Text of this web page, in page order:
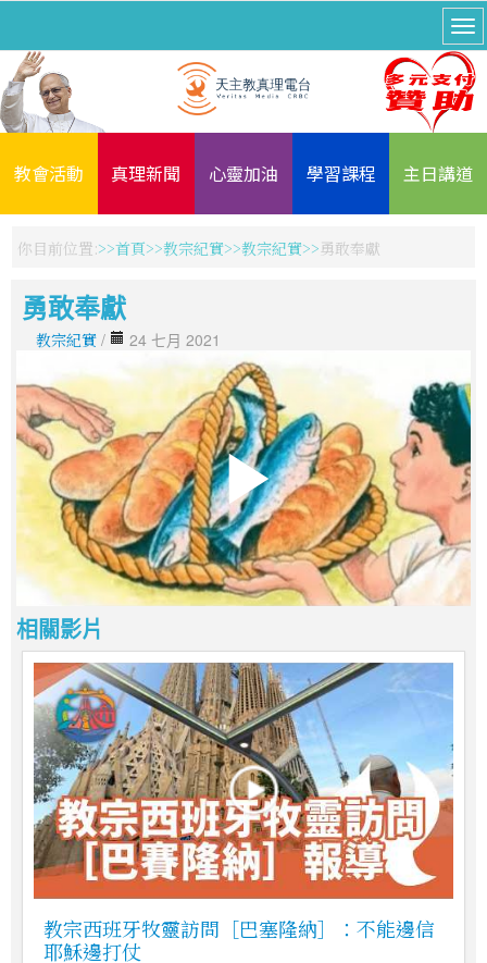
教會活動 真理新聞 心靈加油 學習課程 主日講道
你目前位置: 首頁 教宗紀實 教宗紀實 勇敢奉獻
勇敢奉獻
教宗紀實 / 24 七月 2021
相關影片
教宗西班牙牧靈訪問［巴塞隆納］：不能邊信
耶穌邊打仗